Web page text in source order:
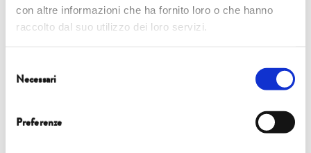
con altre informazioni che ha fornito loro o che hanno
raccolto dal suo utilizzo dei loro servizi.
delNecessari
Preferenze
che l’ha portata sul campo per 22 mesi per
documentare lo stato della biodiversità e il rapporto
all’Argentina.